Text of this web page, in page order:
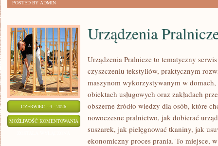
POSTED BY ADMIN
CZERWIEC - 4 - 2026
MOŻLIWOŚĆ KOMENTOWANIA URZĄDZENIA
PRALNICZE
Urządzenia
Urządzenia Pralnicze to tematyczny
czyszczeniu tekstyliów, praktycznym
maszynom wykorzystywanym w
obiektach usługowych oraz zakładach
obszerne źródło wiedzy dla osób, które
nowoczesne pralnictwo, jak dobierać
suszarek, jak pielęgnować tkaniny, jak
ekonomiczny proces prania. To miejsce,